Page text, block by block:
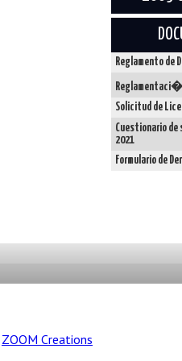
Reglamento de
Solicitud de
Cuestionario
2021
Formulario de
ZOOM Creations